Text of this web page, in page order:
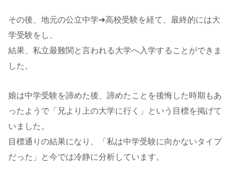
その後、地元の公立中学➜高校受験を経て、最終的には大
学受験をし、
結果、私立最難関と言われる大学へ入学することができま
した。
娘は中学受験を諦めた後、諦めたことを後悔した時期もあ
ったようで「兄より上の大学に行く」という目標を掲げて
いました。
目標通りの結果になり、「私は中学受験に向かないタイプ
だった」と今では冷静に分析しています。